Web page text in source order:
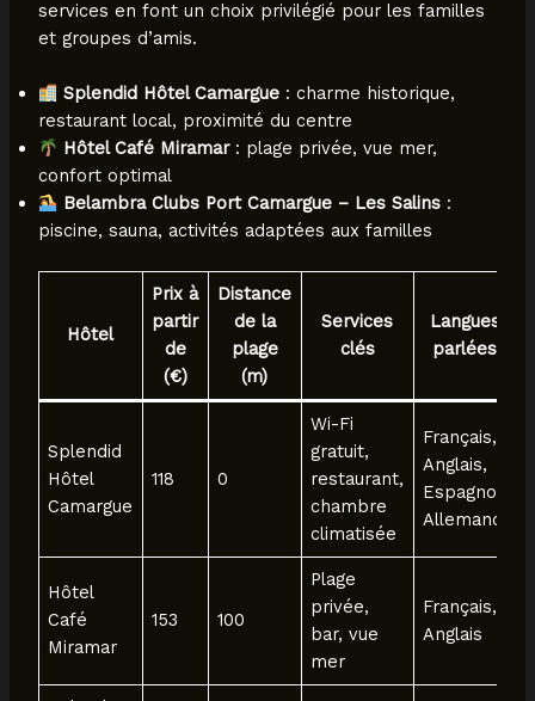
services en font un choix privilégié pour les familles
et groupes d’amis.
Splendid Hôtel Camargue : charme historique,
restaurant local, proximité du centre
Hôtel Café Miramar: plage privée, vue mer,
confort optimal
Belambra Clubs Port Camargue – Les Salins :
piscine, sauna, activités adaptées aux familles
Hôtel
Prix à
partir
de
(€)
Distance
de la
plage
(m)
Services
clés
Langues
parlées
Splendid
Hôtel
Camargue
118 0
Wi-Fi
gratuit,
restaurant,
chambre
climatisée
Français,
Anglais,
Espagnol,
Allemand
Hôtel
Café
Miramar
153 100
Plage
privée,
bar, vue
mer
Français,
Anglais